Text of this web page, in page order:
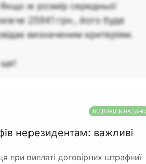
ж розмір середньої
25941 грн., його буде
визначеним критеріям.
ще!
ВІДПОВІДЬ НАДАНО
нерезидентам: важливі
при виплаті договірних штрафниї